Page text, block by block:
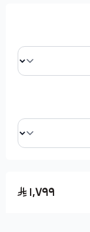
على تبريد
ارتفاع
اهتزازات
أكثر
١٬٧٩٩